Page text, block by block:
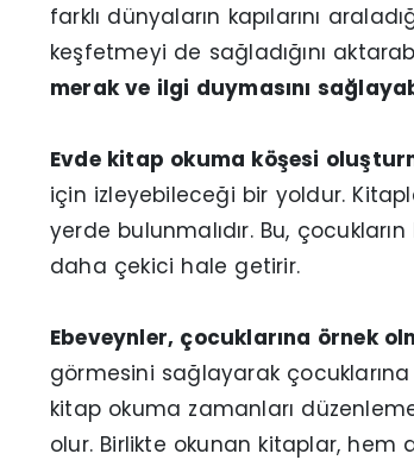
farklı dünyaların kapılarını
keşfetmeyi de sağladığını
merak ve ilgi duymasını
Evde kitap okuma köşesi
için izleyebileceği bir yoldur.
yerde bulunmalıdır. Bu,
daha çekici hale getirir.
Ebeveynler, çocuklarına örnek
görmesini sağlayarak
kitap okuma zamanları
olur. Birlikte okunan kitaplar, hem